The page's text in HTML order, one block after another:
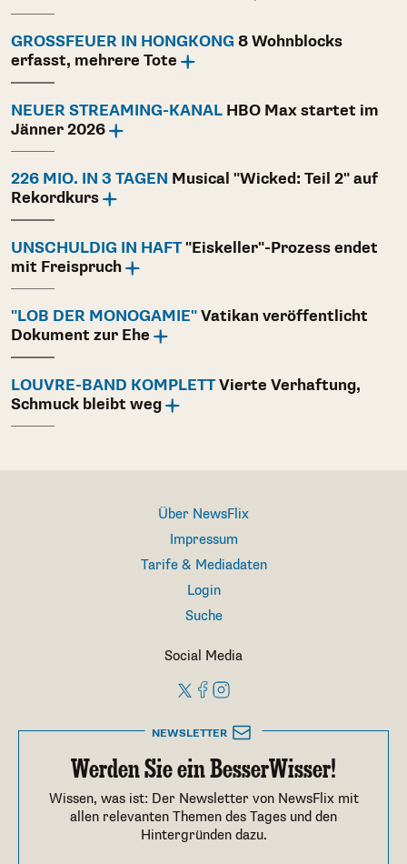
GROSSFEUER IN HONGKONG
8 Wohnblocks
erfasst, mehrere Tote
NEUER STREAMING-KANAL HBO Max startet im
Jänner 2026
226 MIO. IN 3 TAGEN Musical "Wicked: Teil 2" auf
Rekordkurs
UNSCHULDIG IN HAFT"Eiskeller"-Prozess endet
mit Freispruch
"LOB DER MONOGAMIE" Vatikan veröffentlicht
Dokument zur Ehe
LOUVRE-BAND KOMPLETTVierte Verhaftung,
Schmuck bleibt weg
Über NewsFlix
Impressum
Tarife & Mediadaten
Login
Suche
Social Media
NEWSLETTER
Werden Sie ein BesserWisser!
Wissen, was ist: Der Newsletter von NewsFlix mit
allen relevanten Themen des Tages und den
Hintergründen dazu.